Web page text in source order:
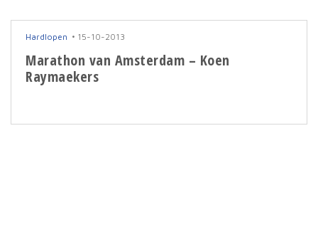
Hardlopen 15-10-2013
Marathon van Amsterdam – Koen
Raymaekers